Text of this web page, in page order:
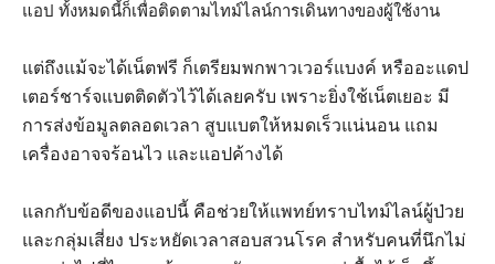
แอป ทั้งหมดนี้ก็เพื่อติดตามไทม์ไลน์การเดินทางของผู้ใช้งาน
แต่ถึงแม้จะได้เน็ตฟรี ก็เตรียมพกพาวเวอร์แบงค์ หรืออะแดป
เตอร์ชาร์จแบตติดตัวไว้ได้เลยครับ เพราะยิ่งใช้เน็ตเยอะ มี
การส่งข้อมูลตลอดเวลา สูบแบตให้หมดเร็วแน่นอน แถม
เครื่องอาจจร้อนไว และแอปค้างได้
แลกกับข้อดีของแอปนี้ คือช่วยให้แพทย์ทราบไทม์ไลน์ผู้ป่วย
และกลุ่มเสี่ยง ประหยัดเวลาสอบสวนโรค สำหรับคนที่นึกไม่